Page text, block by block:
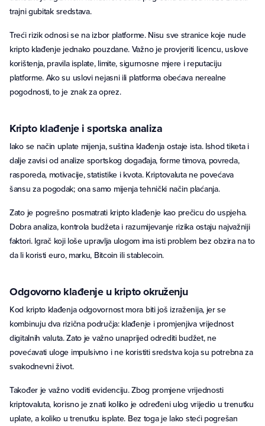
trajni gubitak sredstava.
Treći rizik odnosi se na izbor platforme. Nisu sve stranice koje nude
kripto klađenje jednako pouzdane. Važno je provjeriti licencu, uslove
korištenja, pravila isplate, limite, sigurnosne mjere i reputaciju
platforme. Ako su uslovi nejasni ili platforma obećava nerealne
pogodnosti, to je znak za oprez.
Kripto klađenje i sportska analiza
Iako se način uplate mijenja, suština klađenja ostaje ista. Ishod tiketa i
dalje zavisi od analize sportskog događaja, forme timova, povreda,
rasporeda, motivacije, statistike i kvota. Kriptovaluta ne povećava
šansu za pogodak; ona samo mijenja tehnički način plaćanja.
Zato je pogrešno posmatrati kripto klađenje kao prečicu do uspjeha.
Dobra analiza, kontrola budžeta i razumijevanje rizika ostaju najvažniji
faktori. Igrač koji loše upravlja ulogom ima isti problem bez obzira na to
da li koristi euro, marku, Bitcoin ili stablecoin.
Odgovorno klađenje u kripto okruženju
Kod kripto klađenja odgovornost mora biti još izraženija, jer se
kombinuju dva rizična područja: klađenje i promjenjiva vrijednost
digitalnih valuta. Zato je važno unaprijed odrediti budžet, ne
povećavati uloge impulsivno i ne koristiti sredstva koja su potrebna za
svakodnevni život.
Također je važno voditi evidenciju. Zbog promjene vrijednosti
kriptovaluta, korisno je znati koliko je određeni ulog vrijedio u trenutku
uplate, a koliko u trenutku isplate. Bez toga je lako steći pogrešan